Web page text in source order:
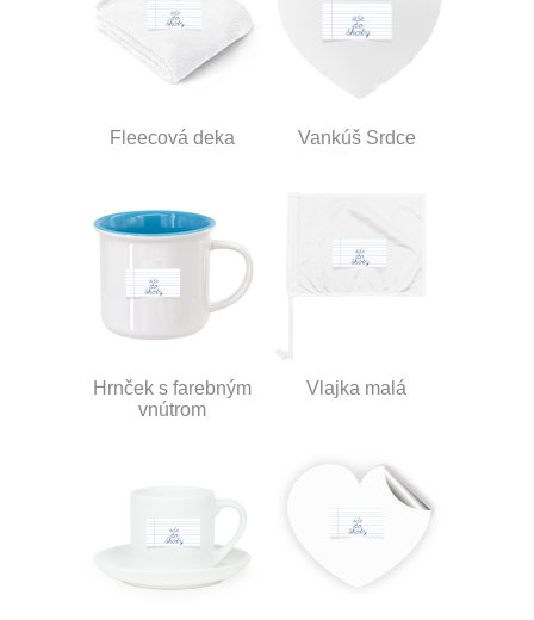
Fleecová deka Vankúš Srdce
Hrnček s farebným
vnútrom
Vlajka malá